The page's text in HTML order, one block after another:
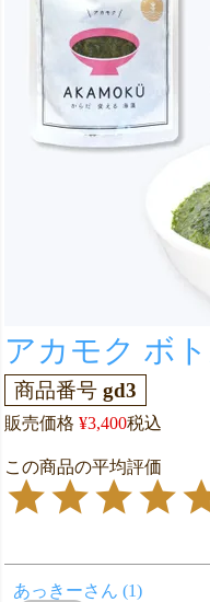
アカモク ボ
商品番号 gd3
販売価格 ¥3,400税込
あっきー
1